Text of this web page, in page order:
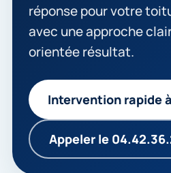
réponse pour votre
avec une approche
orientée résultat.
Intervention rapide
Appeler le